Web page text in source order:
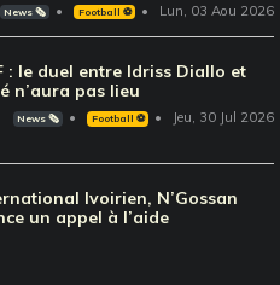
News 🗞️ Football ⚽️ Lun, 03 Aou 2026
: le duel entre Idriss Diallo et
n’aura pas lieu
News 🗞️ Football ⚽️ Jeu, 30 Jul 2026
Ivoirien, N’Gossan
un appel à l’aide